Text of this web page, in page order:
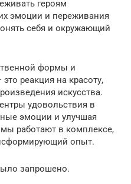
героям
эмоции и переживания
себя и окружающий
формы и
реакция на красоту,
искусства.
удовольствия в
эмоции и улучшая
работают в комплексе,
опыт.
запрошено.